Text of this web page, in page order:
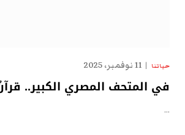
حياتنا 11 نوفمبر، 2025
في المتحف المصري الكبير..
…